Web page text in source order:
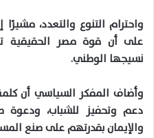
واحترام التنوع والتعدد،
على أن قوة مصر الحقيقية
نسيجها الوطني.
وأضاف المفكر السياسي أن
دعم وتحفيز للشباب، ودعوة
والإيمان بقدرتهم على صنع